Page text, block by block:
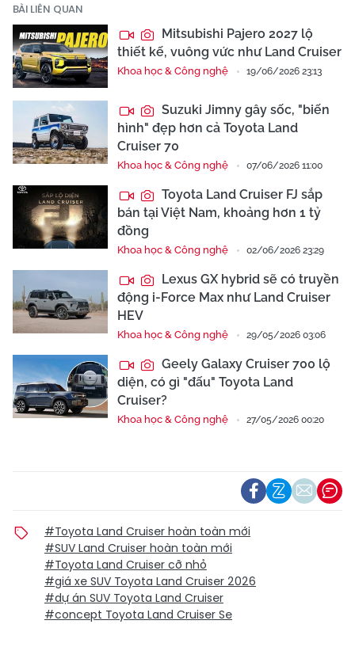
BÀI LIÊN QUAN
Mitsubishi Pajero 2027 lộ
thiết kế, vuông vức như Land Cruiser
Khoa học & Công nghệ 19/06/2026 23:13
Suzuki Jimny gây sốc, "biến
hình" đẹp hơn cả Toyota Land
Cruiser 70
Khoa học & Công nghệ 07/06/2026 11:00
Toyota Land Cruiser FJ sắp
bán tại Việt Nam, khoảng hơn 1 tỷ
đồng
Khoa học & Công nghệ 02/06/2026 23:29
Lexus GX hybrid sẽ có truyền
động i-Force Max như Land Cruiser
HEV
Khoa học & Công nghệ 29/05/2026 03:06
Geely Galaxy Cruiser 700 lộ
diện, có gì "đấu" Toyota Land
Cruiser?
Khoa học & Công nghệ 27/05/2026 00:20
#Toyota Land Cruiser hoàn toàn mới
#SUV Land Cruiser hoàn toàn mới
#Toyota Land Cruiser cỡ nhỏ
#giá xe SUV Toyota Land Cruiser 2026
#dự án SUV Toyota Land Cruiser
#concept Toyota Land Cruiser Se